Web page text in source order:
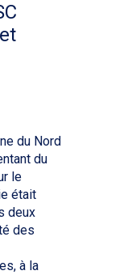
du Nord
du
le
était
deux
des
à la